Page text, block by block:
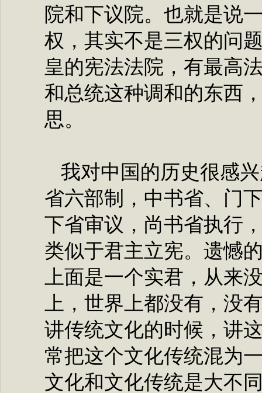
院和下议院。也就是说
权，其实不是三权的问
皇的宪法法院，有最高
和总统这种调和的东西
思。
我对中国的历史很感
省六部制，中书省、门
下省审议，尚书省执行
类似于君主立宪。遗憾
上面是一个实君，从来
上，世界上都没有，没
讲传统文化的时候，讲
常把这个文化传统混为
文化和文化传统是大不